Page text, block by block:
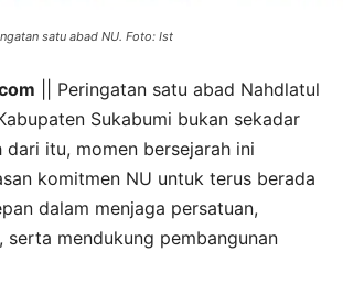
satu abad NU. Foto: Ist
|| Peringatan satu abad Nahdlatul
Sukabumi bukan sekadar
dari itu, momen bersejarah ini
komitmen NU untuk terus berada
dalam menjaga persatuan,
serta mendukung pembangunan